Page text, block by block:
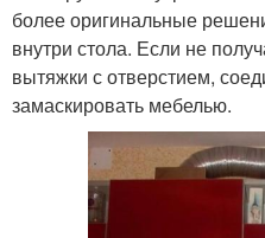
более оригинальные
внутри стола. Если не
вытяжки с отверстием,
замаскировать мебелью.